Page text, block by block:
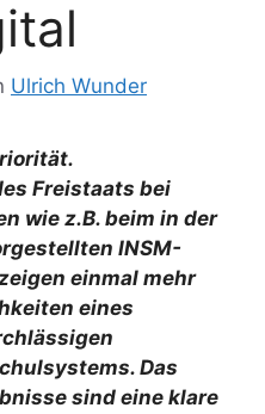
Ulrich Wunder
Freistaats bei
wie z.B. beim in der
INSM-
einmal mehr
eines
Das
sind eine klare